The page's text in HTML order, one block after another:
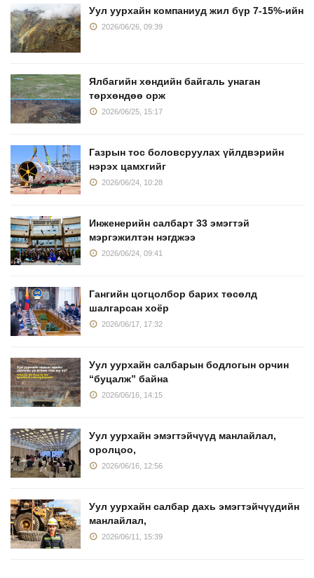
Уул уурхайн компаниуд жил бүр 7-15%-ийн
2026/06/26, 09:39
Ялбагийн хөндийн байгаль унаган
төрхөндөө орж
2026/06/25, 15:17
Газрын тос боловсруулах үйлдвэрийн
нэрэх цамхгийг
2026/06/24, 10:28
Инженерийн салбарт 33 эмэгтэй
мэргэжилтэн нэгджээ
2026/06/24, 09:41
Гангийн цогцолбор барих төсөлд
шалгарсан хоёр
2026/06/17, 17:32
Уул уурхайн салбарын бодлогын орчин
“буцалж” байна
2026/06/16, 14:15
Уул уурхайн эмэгтэйчүүд манлайлал,
оролцоо,
2026/06/16, 12:56
Уул уурхайн салбар дахь эмэгтэйчүүдийн
манлайлал,
2026/06/11, 15:39